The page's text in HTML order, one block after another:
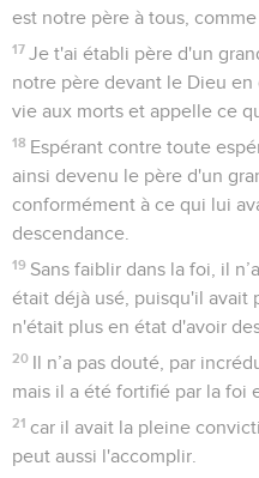
est notre père à tous,
17 Je t'ai établi père d'un
notre père devant le Dieu
vie aux morts et appelle ce
18 Espérant contre toute
ainsi devenu le père d'un
conformément à ce qui lui
descendance.
19 Sans faiblir dans la foi, il
était déjà usé, puisqu'il avait
n'était plus en état d'avoir
20 Il n’a pas douté, par
mais il a été fortifié par la foi
21 car il avait la pleine
peut aussi l'accomplir.